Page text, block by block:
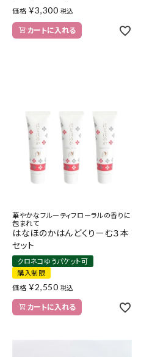
価格 ¥3,300 税込
カートに入れる
華やかなフルーティフローラルの香りに
包まれて
はなほのかはんどくりーむ３本
セット
クロネコゆうパケット可
購入制限
価格 ¥2,550 税込
カートに入れる